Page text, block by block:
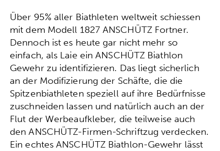
Über 95% aller Biathleten weltweit schiessen
mit dem Modell 1827 ANSCHÜTZ Fortner.
Dennoch ist es heute gar nicht mehr so
einfach, als Laie ein ANSCHÜTZ Biathlon
Gewehr zu identifizieren. Das liegt sicherlich
an der Modifizierung der Schäfte, die die
Spitzenbiathleten speziell auf ihre Bedürfnisse
zuschneiden lassen und natürlich auch an der
Flut der Werbeaufkleber, die teilweise auch
den ANSCHÜTZ-Firmen-Schriftzug verdecken.
Ein echtes ANSCHÜTZ Biathlon-Gewehr lässt